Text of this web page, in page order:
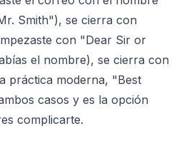
Smith"), se cierra con
con "Dear Sir or
el nombre), se cierra con
práctica moderna, "Best
casos y es la opción
complicarte.